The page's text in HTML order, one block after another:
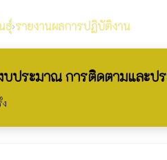
ธุ์›รายงานผลการปฏิบัติงาน
บประมาณ การติดตามแล